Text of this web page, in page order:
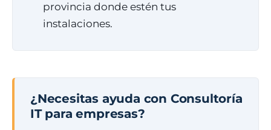
provincia donde estén tus
instalaciones.
¿Necesitas ayuda con Consultoría
IT para empresas?